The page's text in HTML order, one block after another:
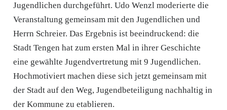
Jugendlichen durchgeführt. Udo Wenzl moderierte die
Veranstaltung gemeinsam mit den Jugendlichen und
Herrn Schreier. Das Ergebnis ist beeindruckend: die
Stadt Tengen hat zum ersten Mal in ihrer Geschichte
eine gewählte Jugendvertretung mit 9 Jugendlichen.
Hochmotiviert machen diese sich jetzt gemeinsam mit
der Stadt auf den Weg, Jugendbeteiligung nachhaltig in
der Kommune zu etablieren.